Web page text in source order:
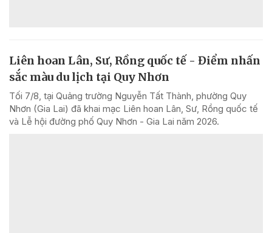
Liên hoan Lân, Sư, Rồng quốc tế - Điểm nhấn
sắc màu du lịch tại Quy Nhơn
Tối 7/8, tại Quảng trường Nguyễn Tất Thành, phường Quy
Nhơn (Gia Lai) đã khai mạc Liên hoan Lân, Sư, Rồng quốc tế
và Lễ hội đường phố Quy Nhơn - Gia Lai năm 2026.